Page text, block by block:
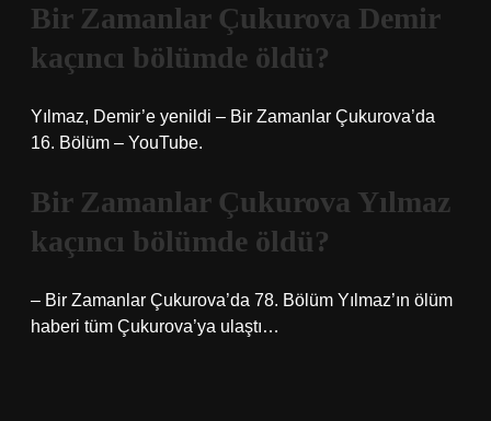
Bir Zamanlar Çukurova Demir
kaçıncı bölümde öldü?
Yılmaz, Demir’e yenildi – Bir Zamanlar Çukurova’da
16. Bölüm – YouTube.
Bir Zamanlar Çukurova Yılmaz
kaçıncı bölümde öldü?
– Bir Zamanlar Çukurova’da 78. Bölüm Yılmaz’ın ölüm
haberi tüm Çukurova’ya ulaştı…